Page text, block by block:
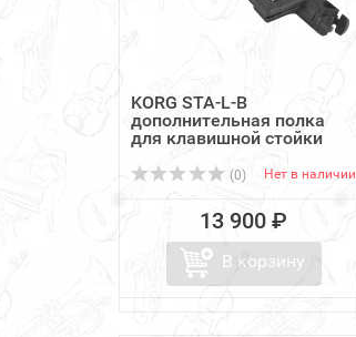
KORG STA-L-B
дополнительная полка
для клавишной стойки
(0) Нет в наличии
13 900 ₽
В корзину